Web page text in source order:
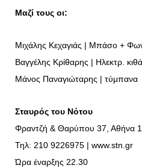
Mαζί τους οι:
Μιχάλης Κεχαγιάς | Μπάσο +
Βαγγέλης Κρίθαρης | Ηλεκτρ.
Μάνος Παναγιώταρης | τύμπανα
Σταυρός του Νότου
Φραντζή & Θαρύπου 37, Αθήνα
Τηλ: 210 9226975 | www.stn.gr
Ώρα έναρξης 22.30